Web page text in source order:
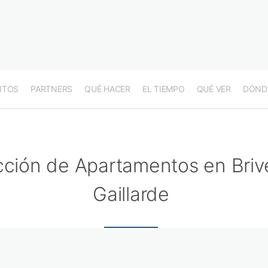
PARTNERS QUÉ HACER EL TIEMPO QUÉ VER
de Apartamentos en
Gaillarde